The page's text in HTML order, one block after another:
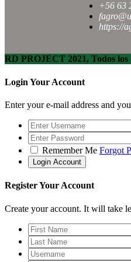
+56 63
https://
RD PROJECT 2021, Todos los
Login Your Account
Enter your e-mail address and
Remember Me Forgot
Register Your Account
Create your account. It will take